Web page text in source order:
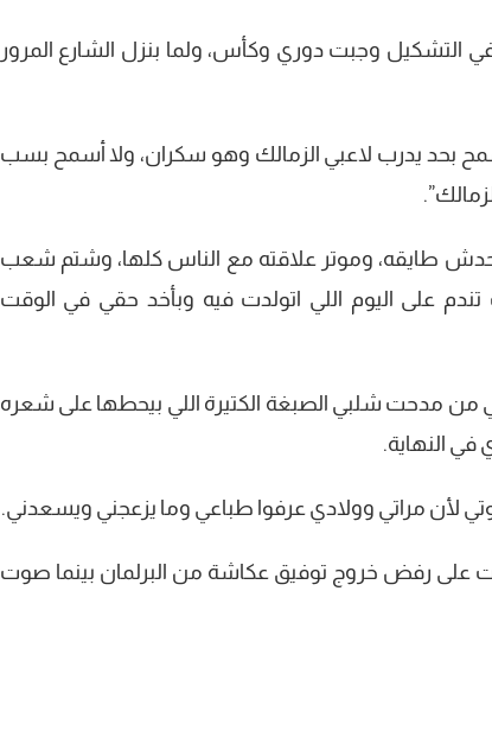
التشكيل وجبت دوري وكأس، ولما بنزل الشارع المرور
بحد يدرب لاعبي الزمالك وهو سكران، ولا أسمح بسب
طايقه، وموتر علاقته مع الناس كلها، وشتم شعب
على اليوم اللي اتولدت فيه وبأخد حقي في الوقت
مدحت شلبي الصبغة الكتيرة اللي بيحطها على شعره
في النهاية.
لأن مراتي وولادي عرفوا طباعي وما يزعجني ويسعدني.
على رفض خروج توفيق عكاشة من البرلمان بينما صوت